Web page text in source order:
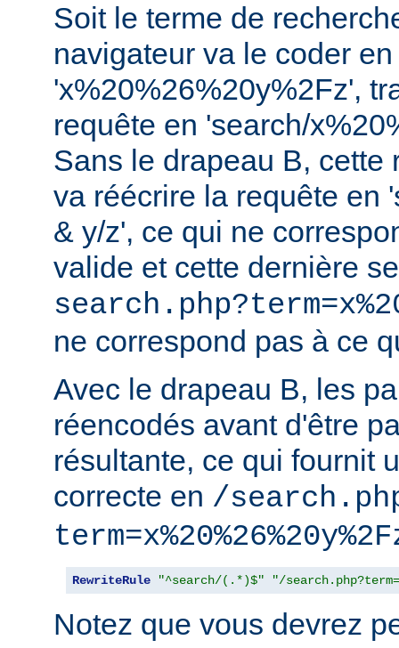
Soit le terme de
navigateur va le coder en
'x%20%26%20y%2Fz',
requête en 'search/
Sans le drapeau B, cette
va réécrire la requête en
& y/z', ce qui ne
valide et cette dernière
ne correspond pas à ce
Avec le drapeau B, les
réencodés avant d'être
résultante, ce qui fournit
correcte en /
RewriteRule "^search/(.*)$" "/
Notez que vous devrez